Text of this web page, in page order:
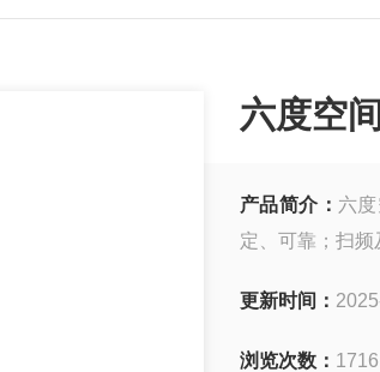
六度空
产品简介： 六
定、可靠；扫
更新时间：
浏览次数： 1716